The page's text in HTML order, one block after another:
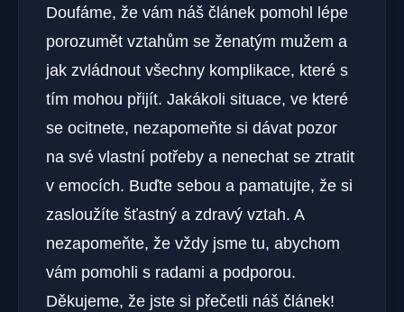
Doufáme, že vám náš článek pomohl lépe
porozumět vztahům se ženatým mužem a
jak zvládnout všechny komplikace, které s
tím mohou přijít. Jakákoli situace, ve které
se ocitnete, nezapomeňte si dávat pozor
na své vlastní potřeby a nenechat se ztratit
v emocích. Buďte sebou a pamatujte, že si
zasloužíte šťastný a zdravý vztah. A
nezapomeňte, že vždy jsme tu, abychom
vám pomohli s radami a podporou.
Děkujeme, že jste si přečetli náš článek!